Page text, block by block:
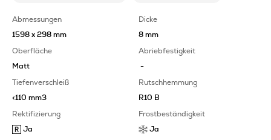
Abmessungen
1598 x 298 mm
Dicke
8 mm
Oberfläche
Matt
Abriebfestigkeit
-
Tiefenverschleiß
<110 mm3
Rutschhemmung
R10 B
Rektifizierung
Ja
Frostbeständigkeit
Ja